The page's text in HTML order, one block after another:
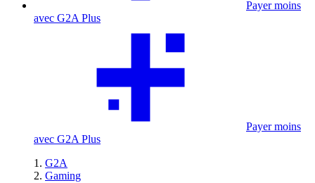
Payer moins
avec G2A Plus
Payer moins
avec G2A Plus
G2A
Gaming